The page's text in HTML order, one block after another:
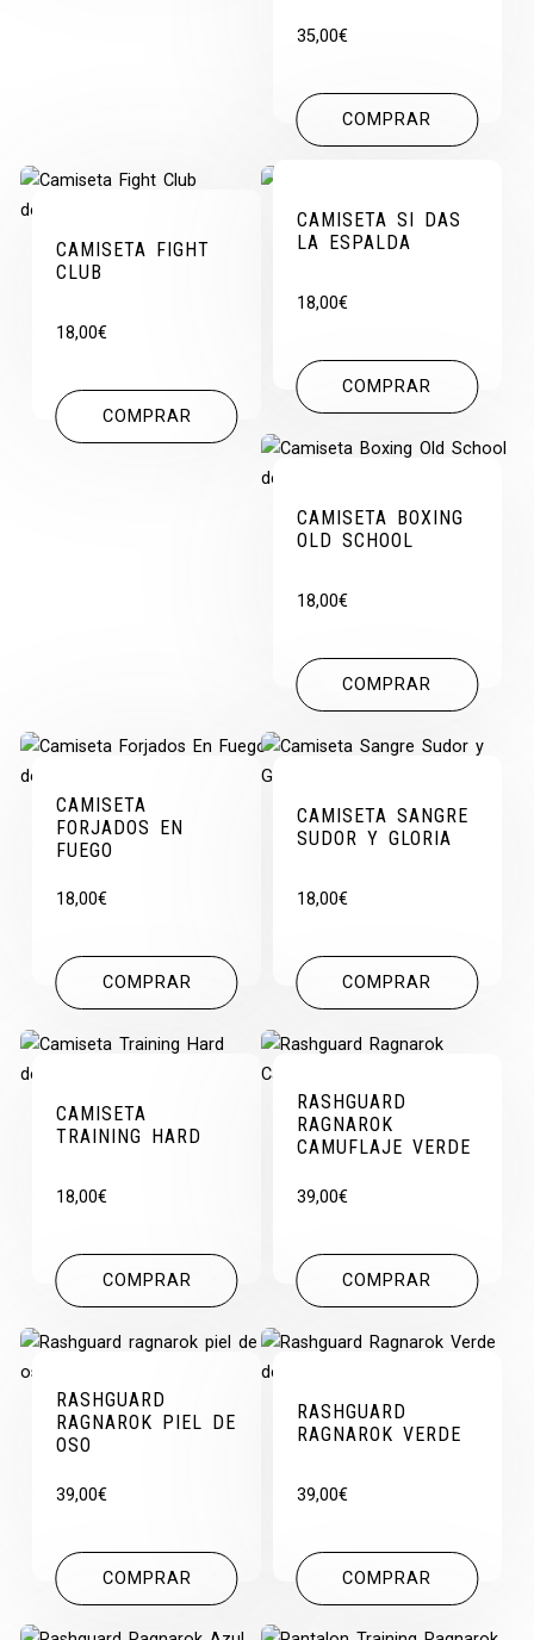
35,00€
COMPRAR
CAMISETA FIGHT
CLUB
18,00€
COMPRAR
CAMISETA SI DAS
LA ESPALDA
18,00€
COMPRAR
CAMISETA BOXING
OLD SCHOOL
18,00€
COMPRAR
CAMISETA
FORJADOS EN
FUEGO
18,00€
COMPRAR
CAMISETA SANGRE
SUDOR Y GLORIA
18,00€
COMPRAR
CAMISETA
TRAINING HARD
18,00€
COMPRAR
RASHGUARD
RAGNAROK
CAMUFLAJE VERDE
39,00€
COMPRAR
RASHGUARD
RAGNAROK PIEL DE
OSO
39,00€
COMPRAR
RASHGUARD
RAGNAROK VERDE
39,00€
COMPRAR